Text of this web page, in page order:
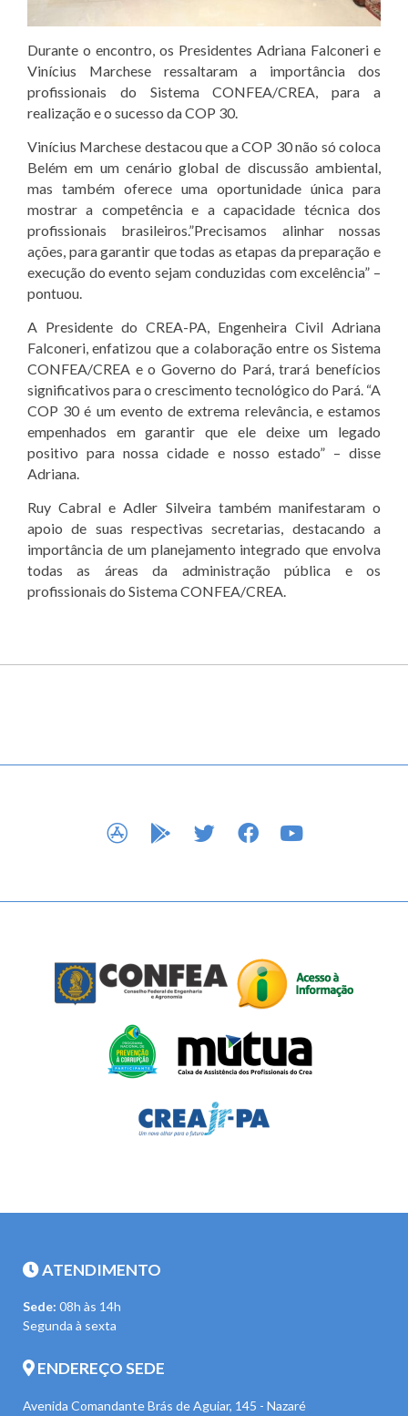
Durante o encontro, os Presidentes Adriana Falconeri e
Vinícius Marchese ressaltaram a importância dos
profissionais do Sistema CONFEA/CREA, para a
realização e o sucesso da COP 30.
Vinícius Marchese destacou que a COP 30 não só coloca
Belém em um cenário global de discussão ambiental,
mas também oferece uma oportunidade única para
mostrar a competência e a capacidade técnica dos
profissionais brasileiros.”Precisamos alinhar nossas
ações, para garantir que todas as etapas da preparação e
execução do evento sejam conduzidas com excelência” –
pontuou.
A Presidente do CREA-PA, Engenheira Civil Adriana
Falconeri, enfatizou que a colaboração entre os Sistema
CONFEA/CREA e o Governo do Pará, trará benefícios
significativos para o crescimento tecnológico do Pará. “A
COP 30 é um evento de extrema relevância, e estamos
empenhados em garantir que ele deixe um legado
positivo para nossa cidade e nosso estado” – disse
Adriana.
Ruy Cabral e Adler Silveira também manifestaram o
apoio de suas respectivas secretarias, destacando a
importância de um planejamento integrado que envolva
todas as áreas da administração pública e os
profissionais do Sistema CONFEA/CREA.
APP STOREGOOGLE PLAY
TWITTERFACEBOOK
ATENDIMENTO
Sede: 08h às 14h
Segunda à sexta
ENDEREÇO SEDE
Avenida Comandante Brás de Aguiar, 145 - Nazaré